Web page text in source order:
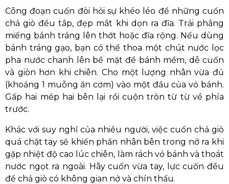
Công đoạn cuốn đòi hỏi sự khéo léo để những cuốn
chả giò đều tắp, đẹp mắt khi dọn ra đĩa. Trải phẳng
miếng bánh tráng lên thớt hoặc đĩa rộng. Nếu dùng
bánh tráng gạo, bạn có thể thoa một chút nước lọc
pha nước chanh lên bề mặt để bánh mềm, dễ cuốn
và giòn hơn khi chiên. Cho một lượng nhân vừa đủ
(khoảng 1 muỗng ăn cơm) vào một đầu của vỏ bánh.
Gấp hai mép hai bên lại rồi cuộn tròn từ từ về phía
trước.
Khác với suy nghĩ của nhiều người, việc cuốn chả giò
quá chặt tay sẽ khiến phần nhân bên trong nở ra khi
gặp nhiệt độ cao lúc chiên, làm rách vỏ bánh và thoát
nước ngọt ra ngoài. Hãy cuốn vừa tay, lực cuốn đều
để chả giò có không gian nở và chín thấu.